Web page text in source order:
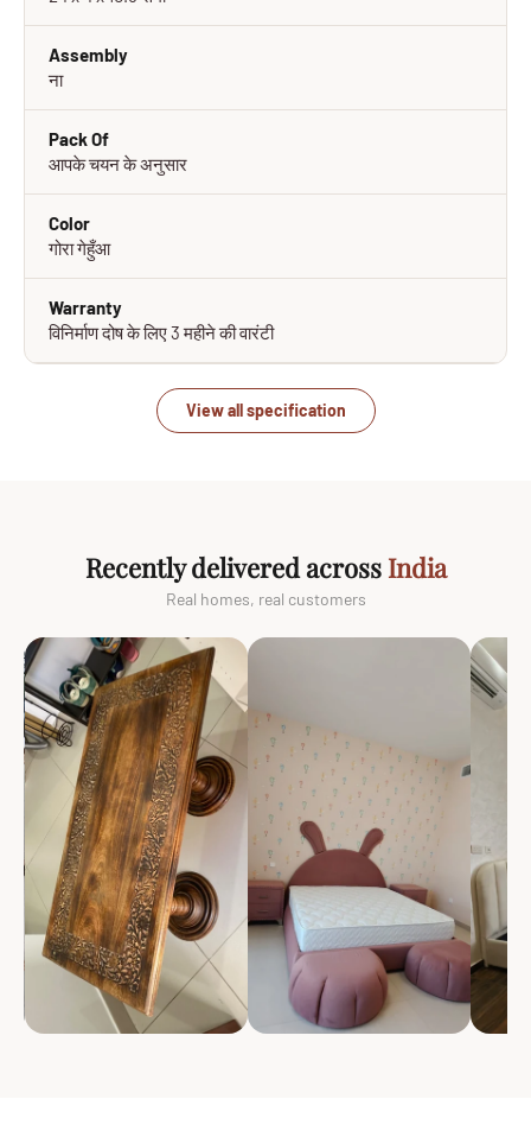
Assembly
ना
Pack Of
आपके चयन के अनुसार
Color
गोरा गेहुँआ
Warranty
विनिर्माण दोष के लिए 3 महीने की वारंटी
View all specification
Recently delivered across India
Real homes, real customers